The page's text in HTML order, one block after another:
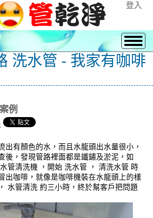
登入
洗水管 - 我家有咖啡
例
出有顏色的水，而且水龍頭出水量很小，
後，發現管路裡面都是鐵鏽及淤泥，如
管清洗機 ，開始 洗水管 ， 清洗水管 時
出咖啡，就像是咖啡機裝在水龍頭上的樣
水管清洗 約三小時，終於幫客戶把問題